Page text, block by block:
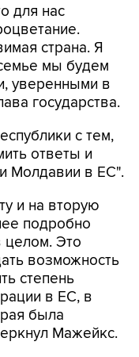
для нас
страна. Я
мы будем
уверенными в
государства.
с тем,
ответы и
Молдавии в ЕС".
и на вторую
подробно
целом. Это
возможность
степень
в ЕС, в
была
Мажейкс.